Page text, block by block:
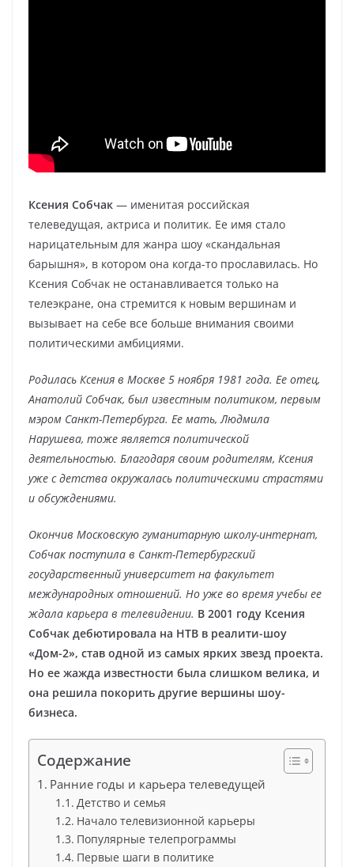
Ксения Собчак — именитая российская
телеведущая, актриса и политик. Ее имя стало
нарицательным для жанра шоу «скандальная
барышня», в котором она когда-то прославилась. Но
Ксения Собчак не останавливается только на
телеэкране, она стремится к новым вершинам и
вызывает на себе все больше внимания своими
политическими амбициями.
Родилась Ксения в Москве 5 ноября 1981 года. Ее отец,
Анатолий Собчак, был известным политиком, первым
мэром Санкт-Петербурга. Ее мать, Людмила
Нарушева, тоже является политической
деятельностью. Благодаря своим родителям, Ксения
уже с детства окружалась политическими страстями
и обсуждениями.
Окончив Московскую гуманитарную школу-интернат,
Собчак поступила в Санкт-Петербургский
государственный университет на факультет
международных отношений. Но уже во время учебы ее
ждала карьера в телевидении. В 2001 году Ксения
Собчак дебютировала на НТВ в реалити-шоу
«Дом-2», став одной из самых ярких звезд проекта.
Но ее жажда известности была слишком велика, и
она решила покорить другие вершины шоу-
бизнеса.
Содержание
Ранние годы и карьера телеведущей
Детство и семья
Начало телевизионной карьеры
Популярные телепрограммы
Первые шаги в политике